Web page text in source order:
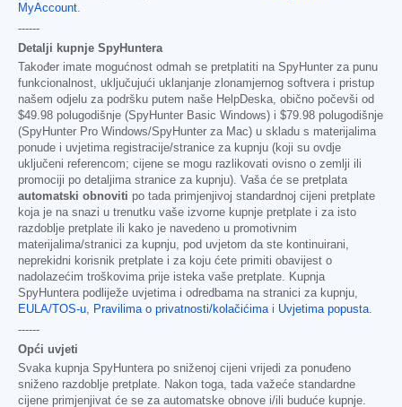
MyAccount.
------
Detalji kupnje SpyHuntera
Također imate mogućnost odmah se pretplatiti na SpyHunter za punu
funkcionalnost, uključujući uklanjanje zlonamjernog softvera i pristup
našem odjelu za podršku putem naše HelpDeska, obično počevši od
$49.98 polugodišnje (SpyHunter Basic Windows) i $79.98 polugodišnje
(SpyHunter Pro Windows/SpyHunter za Mac) u skladu s materijalima
ponude i uvjetima registracije/stranice za kupnju (koji su ovdje
uključeni referencom; cijene se mogu razlikovati ovisno o zemlji ili
promociji po detaljima stranice za kupnju). Vaša će se pretplata
automatski obnoviti po tada primjenjivoj standardnoj cijeni pretplate
koja je na snazi u trenutku vaše izvorne kupnje pretplate i za isto
razdoblje pretplate ili kako je navedeno u promotivnim
materijalima/stranici za kupnju, pod uvjetom da ste kontinuirani,
neprekidni korisnik pretplate i za koju ćete primiti obavijest o
nadolazećim troškovima prije isteka vaše pretplate. Kupnja
SpyHuntera podliježe uvjetima i odredbama na stranici za kupnju,
EULA/TOS-u, Pravilima o privatnosti/kolačićimai Uvjetima popusta.
------
Opći uvjeti
Svaka kupnja SpyHuntera po sniženoj cijeni vrijedi za ponuđeno
sniženo razdoblje pretplate. Nakon toga, tada važeće standardne
cijene primjenjivat će se za automatske obnove i/ili buduće kupnje.